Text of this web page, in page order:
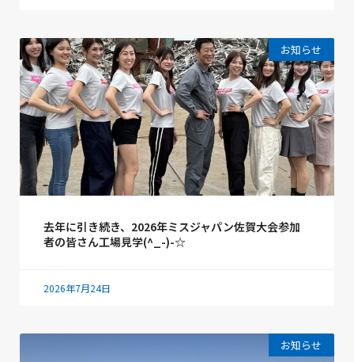
お知らせ
去年に引き続き、2026年ミスジャパン佐賀大会参加
者の皆さん工場見学(^_-)-☆
2026年7月24日
お知らせ